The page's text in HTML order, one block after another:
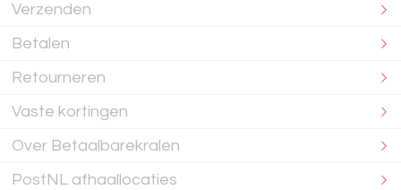
Verzenden
Betalen
Retourneren
Vaste kortingen
Over Betaalbarekralen
PostNL afhaallocaties